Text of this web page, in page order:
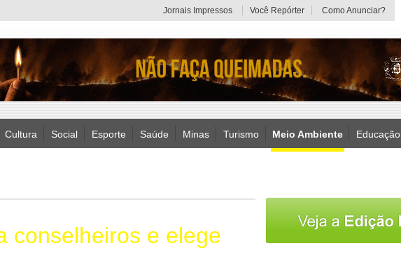
Jornais Impressos Você Repórter Como Anunciar?
Cultura Social Esporte Saúde Minas Turismo Meio Ambiente Educação
conselheiros e elege